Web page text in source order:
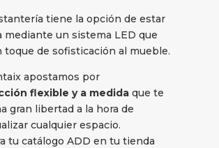
tiene la opción de estar
mediante un sistema LED que
toque de sofisticación al mueble.
apostamos por
flexible y a medida que te
gran libertad a la hora de
cualquier espacio.
tu catálogo ADD en tu tienda